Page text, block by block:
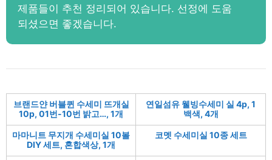
제품들이 추천 정리되어 있습니다. 선정에 도움
되셨으면 좋겠습니다.
브랜드얀 버블퀸 수세미 뜨개실
10p, 01번-10번 밝고…, 1개
연일섬유 웰빙수세미 실 4p, 1
백색, 4개
마마니트 무지개 수세미실 10볼
DIY 세트, 혼합색상, 1개
코멧 수세미실 10종 세트